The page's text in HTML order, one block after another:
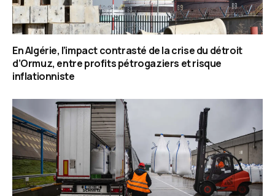
En Algérie, l’impact contrasté de la crise du détroit
d’Ormuz, entre profits pétrogaziers et risque
inflationniste